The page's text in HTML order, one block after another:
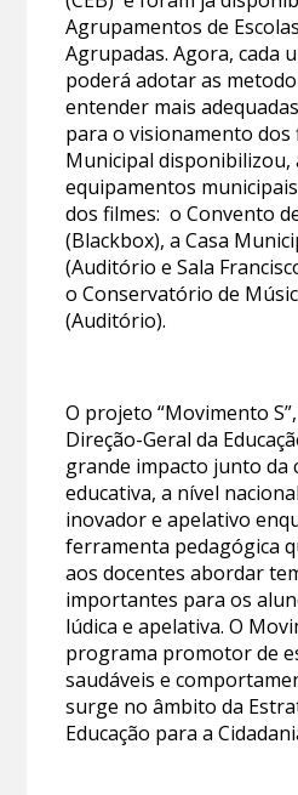
Agrupamentos de
Agrupadas. Agora, cada
poderá adotar as
entender mais
para o visionamento dos
Municipal disponibilizou,
equipamentos
dos filmes: o Convento
(Blackbox), a Casa
(Auditório e Sala
o Conservatório de
(Auditório).
O projeto “Movimento
Direção-Geral da
grande impacto junto da
educativa, a nível
inovador e apelativo
ferramenta pedagógica
aos docentes abordar
importantes para os
lúdica e apelativa. O
programa promotor de
saudáveis e
surge no âmbito da
Educação para a